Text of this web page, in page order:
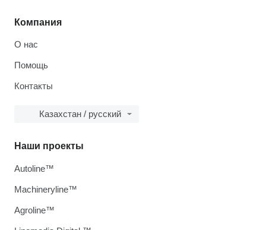
Компания
О нас
Помощь
Контакты
Казахстан / русский
Наши проекты
Autoline™
Machineryline™
Agroline™